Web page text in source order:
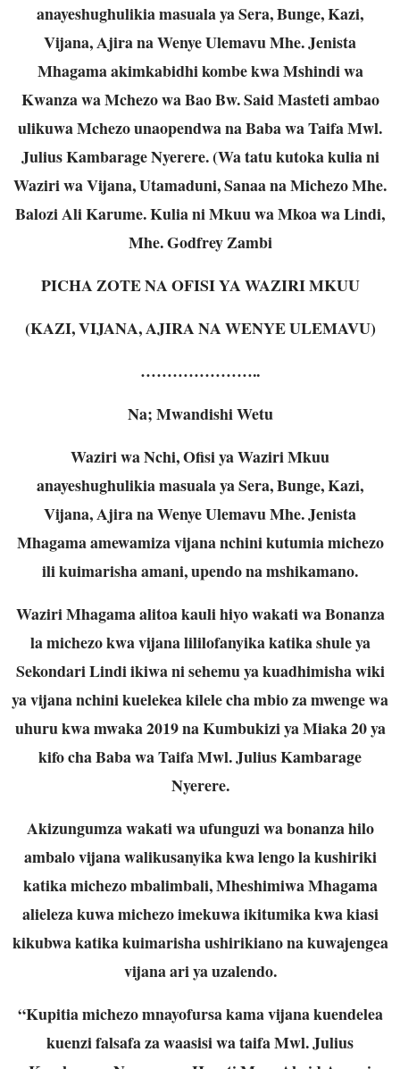
anayeshughulikia masuala ya Sera, Bunge, Kazi,
Vijana, Ajira na Wenye Ulemavu Mhe. Jenista
Mhagama akimkabidhi kombe kwa Mshindi wa
Kwanza wa Mchezo wa Bao Bw. Said Masteti ambao
ulikuwa Mchezo unaopendwa na Baba wa Taifa Mwl.
Julius Kambarage Nyerere. (Wa tatu kutoka kulia ni
Waziri wa Vijana, Utamaduni, Sanaa na Michezo Mhe.
Balozi Ali Karume. Kulia ni Mkuu wa Mkoa wa Lindi,
Mhe. Godfrey Zambi
PICHA ZOTE NA OFISI YA WAZIRI MKUU
(KAZI, VIJANA, AJIRA NA WENYE ULEMAVU)
…………………..
Na; Mwandishi Wetu
Waziri wa Nchi, Ofisi ya Waziri Mkuu
anayeshughulikia masuala ya Sera, Bunge, Kazi,
Vijana, Ajira na Wenye Ulemavu Mhe. Jenista
Mhagama amewamiza vijana nchini kutumia michezo
ili kuimarisha amani, upendo na mshikamano.
Waziri Mhagama alitoa kauli hiyo wakati wa Bonanza
la michezo kwa vijana lililofanyika katika shule ya
Sekondari Lindi ikiwa ni sehemu ya kuadhimisha wiki
ya vijana nchini kuelekea kilele cha mbio za mwenge wa
uhuru kwa mwaka 2019 na Kumbukizi ya Miaka 20 ya
kifo cha Baba wa Taifa Mwl. Julius Kambarage
Nyerere.
Akizungumza wakati wa ufunguzi wa bonanza hilo
ambalo vijana walikusanyika kwa lengo la kushiriki
katika michezo mbalimbali, Mheshimiwa Mhagama
alieleza kuwa michezo imekuwa ikitumika kwa kiasi
kikubwa katika kuimarisha ushirikiano na kuwajengea
vijana ari ya uzalendo.
“Kupitia michezo mnayofursa kama vijana kuendelea
kuenzi falsafa za waasisi wa taifa Mwl. Julius